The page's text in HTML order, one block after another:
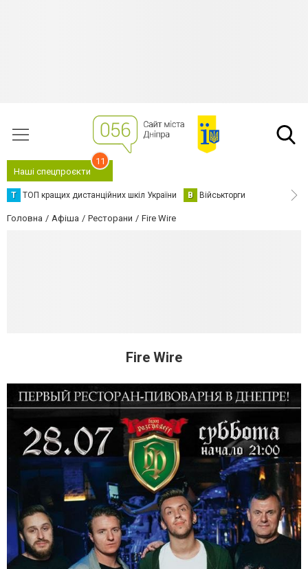
Наші спецпроєкти
11
Т ТОП кращих дистанційних шкіл України В Військторги
Головна Афіша Ресторани Fire Wire
Fire Wire